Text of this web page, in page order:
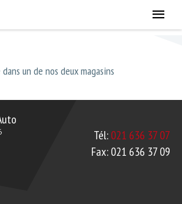
un de nos deux magasins
Tél:021 636 37 07
Fax:021 636 37 09